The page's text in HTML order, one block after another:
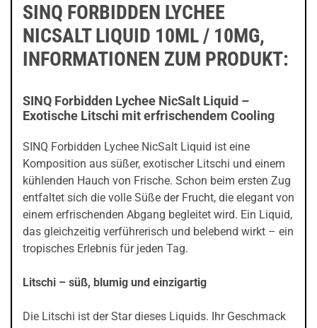
SINQ FORBIDDEN LYCHEE
NICSALT LIQUID 10ML / 10MG,
INFORMATIONEN ZUM PRODUKT:
SINQ Forbidden Lychee NicSalt Liquid –
Exotische Litschi mit erfrischendem Cooling
SINQ Forbidden Lychee NicSalt Liquid ist eine
Komposition aus süßer, exotischer Litschi und einem
kühlenden Hauch von Frische. Schon beim ersten Zug
entfaltet sich die volle Süße der Frucht, die elegant von
einem erfrischenden Abgang begleitet wird. Ein Liquid,
das gleichzeitig verführerisch und belebend wirkt – ein
tropisches Erlebnis für jeden Tag.
Litschi – süß, blumig und einzigartig
Die Litschi ist der Star dieses Liquids. Ihr Geschmack